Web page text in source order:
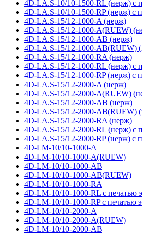
4D-LA.S-10/10-1500-RL (нерж) с
4D-LA.S-10/10-1500-RP (нерж) с
4D-LA.S-15/12-1000-A (нерж)
4D-LA.S-15/12-1000-A(RUEW)
4D-LA.S-15/12-1000-AB (нерж)
4D-LA.S-15/12-1000-AB(RUEW)
4D-LA.S-15/12-1000-RA (нерж)
4D-LA.S-15/12-1000-RL (нерж) с
4D-LA.S-15/12-1000-RP (нерж) с
4D-LA.S-15/12-2000-A (нерж)
4D-LA.S-15/12-2000-A(RUEW)
4D-LA.S-15/12-2000-AB (нерж)
4D-LA.S-15/12-2000-AB(RUEW)
4D-LA.S-15/12-2000-RA (нерж)
4D-LA.S-15/12-2000-RL (нерж) с
4D-LA.S-15/12-2000-RP (нерж) с
4D-LM-10/10-1000-A
4D-LM-10/10-1000-A(RUEW)
4D-LM-10/10-1000-AB
4D-LM-10/10-1000-AB(RUEW)
4D-LM-10/10-1000-RA
4D-LM-10/10-1000-RL с печатью
4D-LM-10/10-1000-RP с печатью
4D-LM-10/10-2000-A
4D-LM-10/10-2000-A(RUEW)
4D-LM-10/10-2000-AB